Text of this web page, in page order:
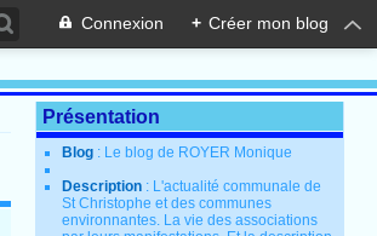
Connexion + Créer mon blog
Présentation
Blog : Le blog de ROYER Monique
Description : L'actualité communale de
St Christophe et des communes
environnantes. La vie des associations